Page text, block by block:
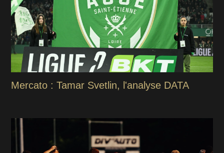
Mercato : Tamar Svetlin, l'analyse DATA